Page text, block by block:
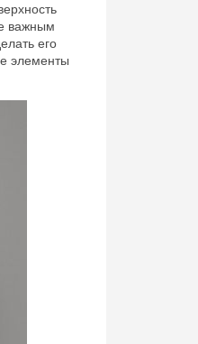
важным
его
элементы